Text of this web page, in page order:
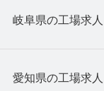
岐阜県の工場求人
愛知県の工場求人